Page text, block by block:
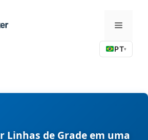
Menu
PT▾
Linhas de Grade em uma